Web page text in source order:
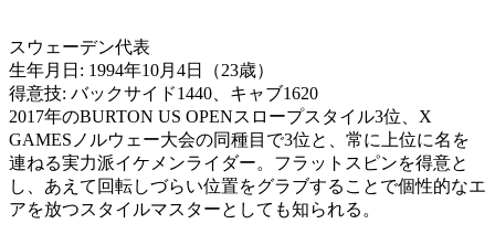
スウェーデン代表
生年月日: 1994年10月4日（23歳）
得意技: バックサイド1440、キャブ1620
2017年のBURTON US OPENスロープスタイル3位、X
GAMESノルウェー大会の同種目で3位と、常に上位に名を
連ねる実力派イケメンライダー。フラットスピンを得意と
し、あえて回転しづらい位置をグラブすることで個性的なエ
アを放つスタイルマスターとしても知られる。